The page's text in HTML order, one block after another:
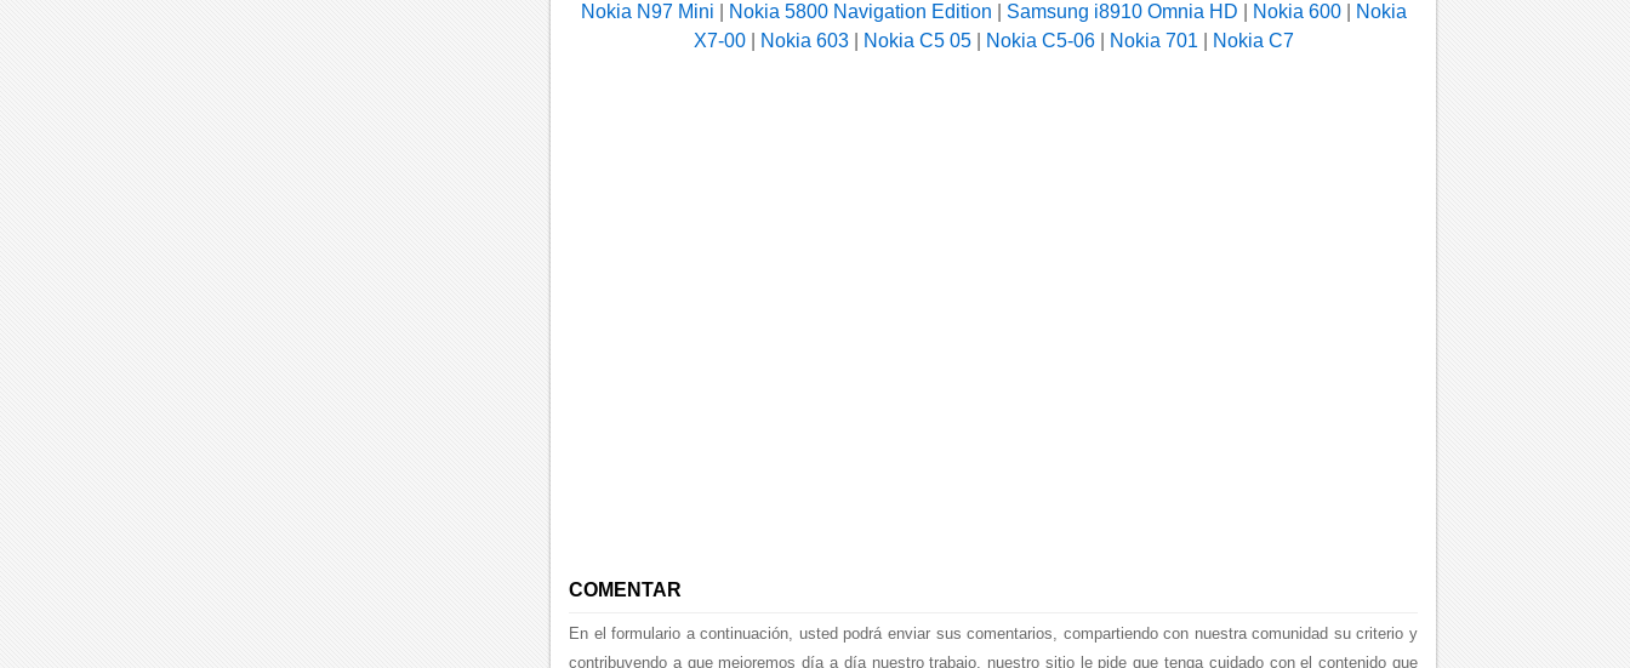
Nokia N97 Mini Nokia 5800 Navigation Edition Samsung i8910 Omnia HD Nokia 600|
Nokia
X7-00| Nokia 603| Nokia C5 05| Nokia C5-06| Nokia 701 Nokia C7
COMENTAR
En el formulario a continuación, usted podrá enviar sus comentarios, compartiendo con nuestra comunidad su criterio y
contribuyendo a que mejoremos día a día nuestro trabajo, nuestro sitio le pide que tenga cuidado con el contenido que